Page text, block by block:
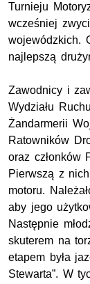
Turnieju
wcześniej
wojewódzkich.
najlepszą
Zawodnicy i
Wydziału
Żandarmerii
Ratowników
oraz członków
Pierwszą z
motoru.
aby jego
Następnie
skuterem na
etapem była
Stewarta”. W